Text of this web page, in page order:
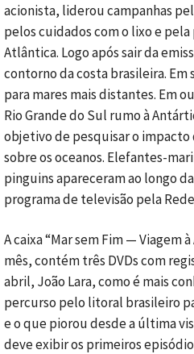
acionista, liderou campanhas
pelos cuidados com o lixo e
Atlântica. Logo após sair da
contorno da costa brasileira.
para mares mais distantes. Em
Rio Grande do Sul rumo à
objetivo de pesquisar o
sobre os oceanos. Elefantes-
pinguins apareceram ao longo
programa de televisão pela
A caixa “Mar sem Fim — Viagem
mês, contém três DVDs com
abril, João Lara, como é mais
percurso pelo litoral brasileiro
e o que piorou desde a última
deve exibir os primeiros